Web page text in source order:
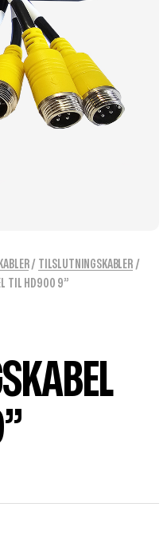
KABLER/ TILSLUTNINGSKABLER /
TIL HD900 9”